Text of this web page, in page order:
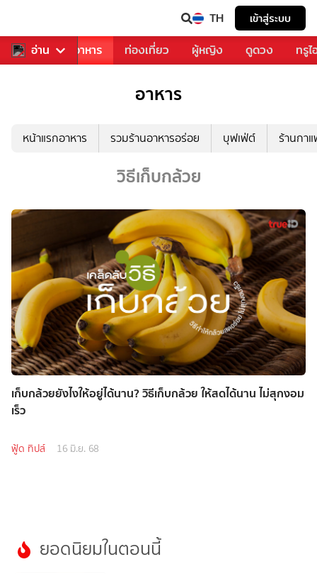
TH เข้าสู่ระบบ
อ่าน
การเพลง อาหาร ท่องเที่ยว ผู้หญิง ดูดวง ทรู
อาหาร
หน้าแรกอาหาร รวมร้านอาหารอร่อย บุฟเฟ่ต์ ร้านกา
วิธีเก็บกล้วย
เก็บกล้วยยังไงให้อยู่ได้นาน? วิธีเก็บกล้วย ให้สดได้นาน ไม่สุกงอม
เร็ว
ฟู้ด ทิปส์ 16 มิ.ย. 68
ยอดนิยมในตอนนี้